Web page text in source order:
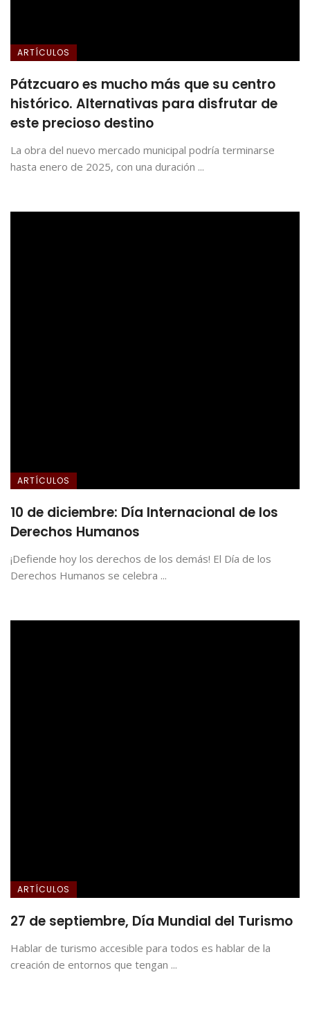
ARTÍCULOS
Pátzcuaro es mucho más que su centro
histórico. Alternativas para disfrutar de
este precioso destino
La obra del nuevo mercado municipal podría terminarse
hasta enero de 2025, con una duración ...
ARTÍCULOS
10 de diciembre: Día Internacional de los
Derechos Humanos
¡Defiende hoy los derechos de los demás! El Día de los
Derechos Humanos se celebra ...
ARTÍCULOS
27 de septiembre, Día Mundial del Turismo
Hablar de turismo accesible para todos es hablar de la
creación de entornos que tengan ...